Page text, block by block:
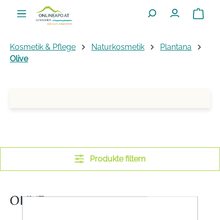
Zum Hauptinhalt springen
Kosmetik & Pflege Naturkosmetik
Plantana
Olive
Produkte filtern
OLIVE